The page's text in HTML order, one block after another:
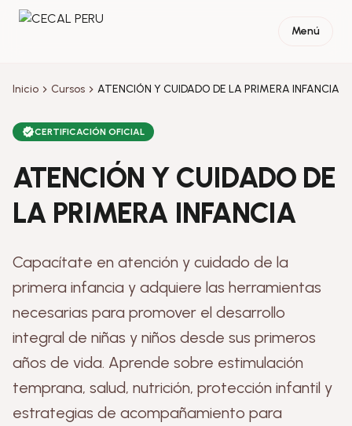
Ir al contenido
Menú
Inicio Cursos ATENCIÓN Y CUIDADO DE LA PRIMERA INFANCIA
CERTIFICACIÓN OFICIAL
ATENCIÓN Y CUIDADO DE
LA PRIMERA INFANCIA
Capacítate en atención y cuidado de la
primera infancia y adquiere las herramientas
necesarias para promover el desarrollo
integral de niñas y niños desde sus primeros
años de vida. Aprende sobre estimulación
temprana, salud, nutrición, protección infantil y
estrategias de acompañamiento para